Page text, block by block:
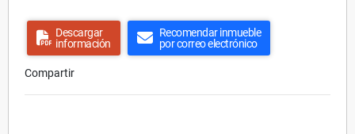
Descargar
información
Recomendar inmueble
por correo electrónico
Compartir